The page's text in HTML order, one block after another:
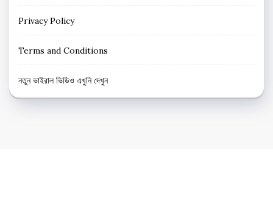
Privacy Policy
Terms and Conditions
নতুন ভাইরাল ভিডিও এখুনি দেখুন